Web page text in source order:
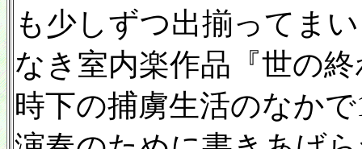
も少しずつ出揃ってま
なき室内楽作品『世の
時下の捕虜生活のなか